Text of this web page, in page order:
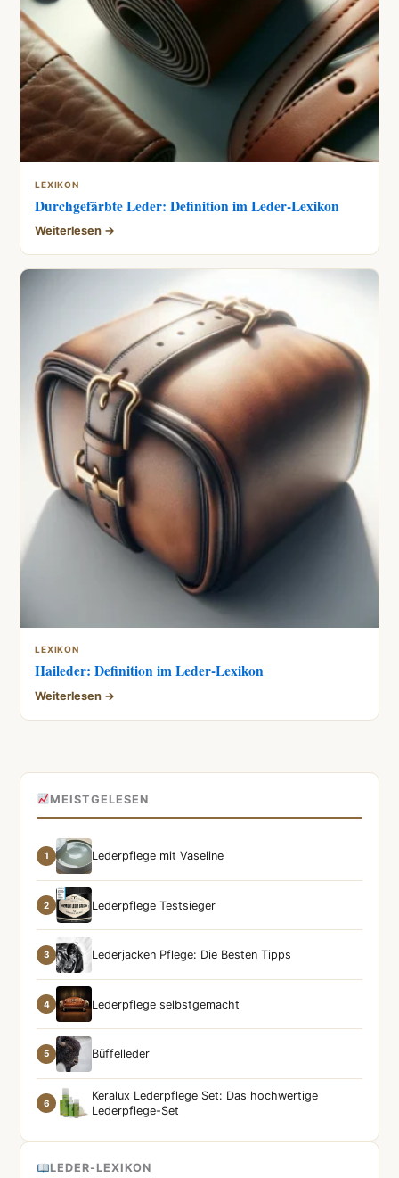
LEXIKON
Durchgefärbte Leder: Definition im Leder-Lexikon
Weiterlesen →
LEXIKON
Haileder: Definition im Leder-Lexikon
Weiterlesen →
MEISTGELESEN
1 Lederpflege mit Vaseline
2 Lederpflege Testsieger
3 Lederjacken Pflege: Die Besten Tipps
4 Lederpflege selbstgemacht
5 Büffelleder
6
Keralux Lederpflege Set: Das hochwertige
Lederpflege-Set
LEDER-LEXIKON